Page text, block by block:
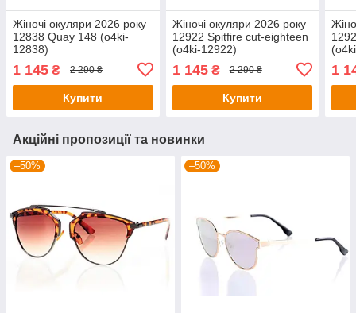
Жіночі окуляри 2026 року
12838 Quay 148 (o4ki-
12838)
1 145 ₴ 2 290 ₴
Купити
Жіночі окуляри 2026 року
12922 Spitfire cut-eighteen
(o4ki-12922)
1 145₴ 2 290 ₴
Купити
1
Акційні пропозиції та новинки
–50% –50%